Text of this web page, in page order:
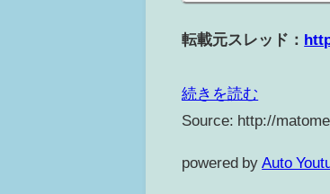
転載元スレッド：
続きを読む
Source: http://
powered by Auto